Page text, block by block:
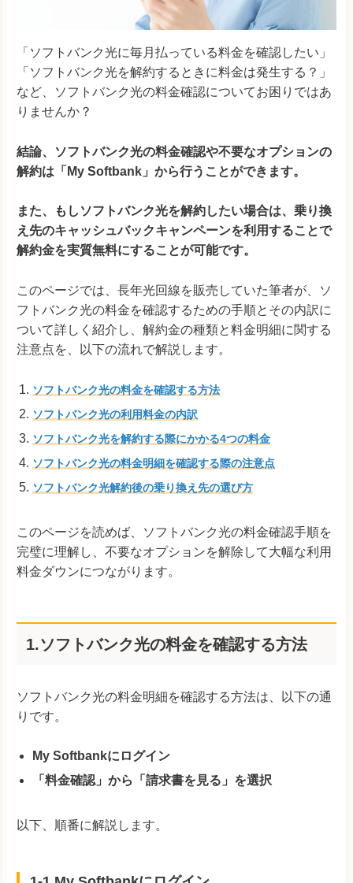
「ソフトバンク光に毎月払っている料金を確認したい」
「ソフトバンク光を解約するときに料金は発生する？」
など、ソフトバンク光の料金確認についてお困りではあ
りませんか？
結論、ソフトバンク光の料金確認や不要なオプションの
解約は「My Softbank」から行うことができます。
また、もしソフトバンク光を解約したい場合は、乗り換
え先のキャッシュバックキャンペーンを利用することで
解約金を実質無料にすることが可能です。
このページでは、長年光回線を販売していた筆者が、ソ
フトバンク光の料金を確認するための手順とその内訳に
ついて詳しく紹介し、解約金の種類と料金明細に関する
注意点を、以下の流れで解説します。
ソフトバンク光の料金を確認する方法
ソフトバンク光の利用料金の内訳
ソフトバンク光を解約する際にかかる4つの料金
ソフトバンク光の料金明細を確認する際の注意点
ソフトバンク光解約後の乗り換え先の選び方
このページを読めば、ソフトバンク光の料金確認手順を
完璧に理解し、不要なオプションを解除して大幅な利用
料金ダウンにつながります。
1.ソフトバンク光の料金を確認する方法
ソフトバンク光の料金明細を確認する方法は、以下の通
りです。
My Softbankにログイン
「料金確認」から「請求書を見る」を選択
以下、順番に解説します。